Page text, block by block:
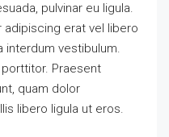
pulvinar eu ligula.
adipiscing erat vel libero
interdum vestibulum.
Praesent
quam dolor
libero ligula ut eros.